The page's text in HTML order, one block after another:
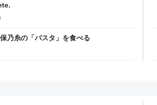
乃糸の「パスタ」を食べる